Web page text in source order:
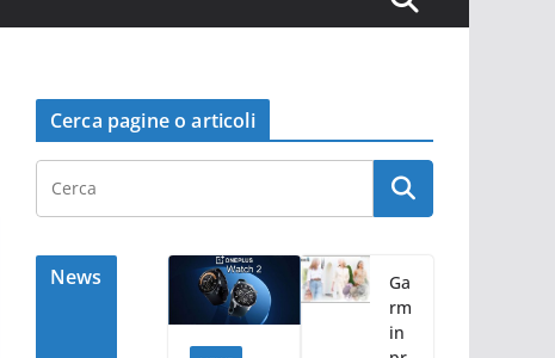
Cerca pagine o articoli
News
Ga
rm
in